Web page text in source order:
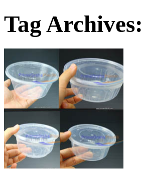
Tag Archives: